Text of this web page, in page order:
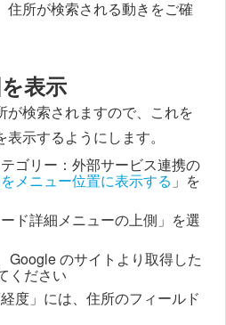
住所が検索される動きをご確
表示
が検索されますので、これを
示するようにします。
テゴリー：外部サービス連携の
メニュー位置に表示する 」を
ド詳細メニューの上側」を選
Google のサイトより取得した
ください
度」には、住所のフィールド